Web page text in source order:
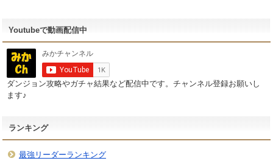
Youtubeで動画配信中
ダンジョン攻略やガチャ結果など配信中です。チャンネル登録お願いし
ます♪
ランキング
最強リーダーランキング